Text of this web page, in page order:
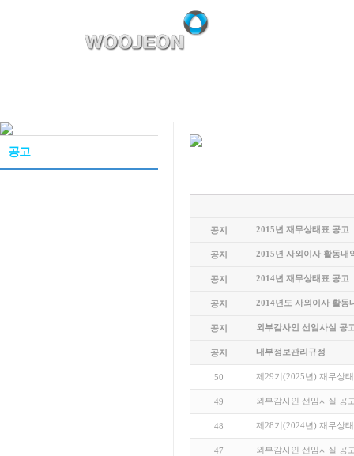
공고
공지 2015년 재무상태표 공고
공지 2015년 사외이사 활동내
공지 2014년 재무상태표 공고
공지 2014년도 사외이사 활동
공지 외부감사인 선임사실 공
공지 내부정보관리규정
50 제29기(2025년) 재무상
49 외부감사인 선임사실 공
48 제28기(2024년) 재무상
47 외부감사인 선임사실 공